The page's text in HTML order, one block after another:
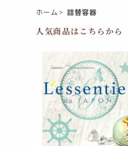
ホーム 詰替容器
人気商品はこちらから